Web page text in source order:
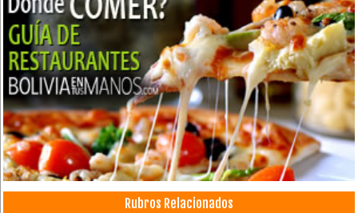
Rubros Relacionados